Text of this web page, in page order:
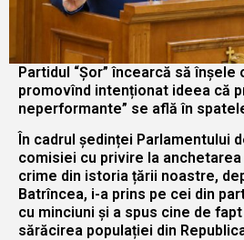
Partidul “Șor” încearcă să înșele
promovînd intenționat ideea că
neperformante” se află în
În cadrul ședinței Parlamentului
comisiei cu privire la
crime din istoria țării noastre,
Batrîncea, i-a prins pe cei din
cu minciuni și a spus cine de
sărăcirea populației din